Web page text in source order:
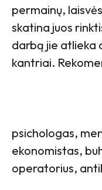
permainų,
skatina juos
darbą jie atlieka
kantriai.
psichologas,
ekonomistas,
operatorius,